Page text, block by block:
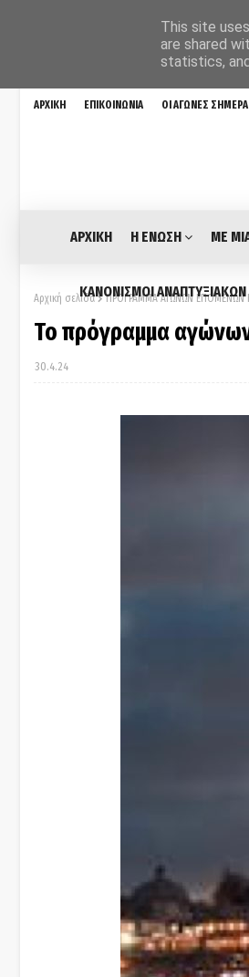
ΑΡΧΙΚΗ ΕΠΙΚΟΙΝΩΝΙΑ ΟΙ ΑΓΩΝΕΣ ΣΗΜΕΡΑ
ΑΡΧΙΚΗ Η ΕΝΩΣΗ ΜΕ
ΚΑΝΟΝΙΣΜΟΙ ΑΝΑΠΤΥΞΙΑΚΩΝ
Αρχική σελίδα ΠΡΟΓΡΑΜΜΑ ΑΓΩΝΩΝ ΕΠΟΜΕΝΩΝ
Το πρόγραμμα αγώνων
30.4.24
This site
are shared
statistics,